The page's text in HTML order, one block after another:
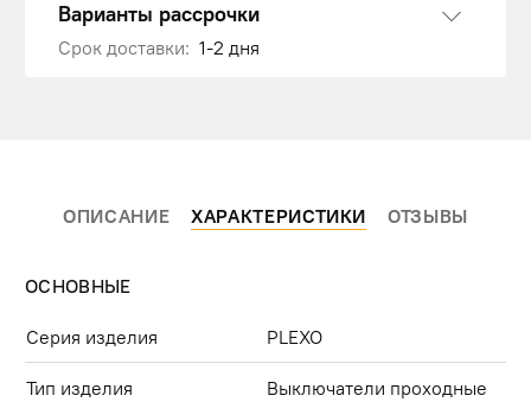
Варианты рассрочки
Срок доставки: 1-2 дня
ОПИСАНИЕ ХАРАКТЕРИСТИКИ ОТЗЫВЫ
ОСНОВНЫЕ
Серия изделия PLEXO
Тип изделия Выключатели проходные